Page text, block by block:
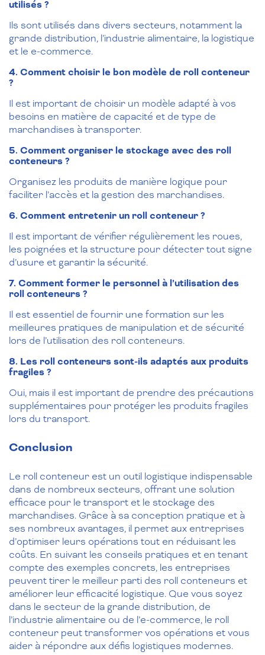
utilisés ?
Ils sont utilisés dans divers secteurs, notamment la
grande distribution, l’industrie alimentaire, la logistique
et le e-commerce.
4. Comment choisir le bon modèle de roll conteneur
?
Il est important de choisir un modèle adapté à vos
besoins en matière de capacité et de type de
marchandises à transporter.
5. Comment organiser le stockage avec des roll
conteneurs ?
Organisez les produits de manière logique pour
faciliter l’accès et la gestion des marchandises.
6. Comment entretenir un roll conteneur ?
Il est important de vérifier régulièrement les roues,
les poignées et la structure pour détecter tout signe
d’usure et garantir la sécurité.
7. Comment former le personnel à l’utilisation des
roll conteneurs ?
Il est essentiel de fournir une formation sur les
meilleures pratiques de manipulation et de sécurité
lors de l’utilisation des roll conteneurs.
8. Les roll conteneurs sont-ils adaptés aux produits
fragiles ?
Oui, mais il est important de prendre des précautions
supplémentaires pour protéger les produits fragiles
lors du transport.
Conclusion
Le roll conteneur est un outil logistique indispensable
dans de nombreux secteurs, offrant une solution
efficace pour le transport et le stockage des
marchandises. Grâce à sa conception pratique et à
ses nombreux avantages, il permet aux entreprises
d’optimiser leurs opérations tout en réduisant les
coûts. En suivant les conseils pratiques et en tenant
compte des exemples concrets, les entreprises
peuvent tirer le meilleur parti des roll conteneurs et
améliorer leur efficacité logistique. Que vous soyez
dans le secteur de la grande distribution, de
l’industrie alimentaire ou de l’e-commerce, le roll
conteneur peut transformer vos opérations et vous
aider à répondre aux défis logistiques modernes.